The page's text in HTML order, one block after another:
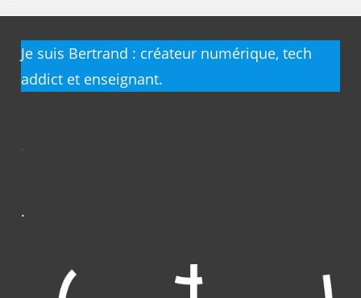
Je suis Bertrand : créateur numérique, tech
addict et enseignant.
.